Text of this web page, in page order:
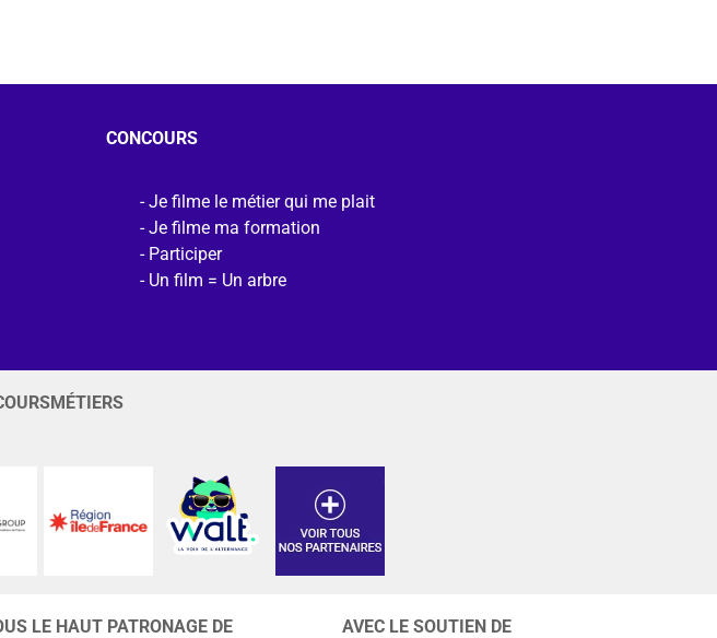
CONCOURS
Je filme le métier qui me plait
Je filme ma formation
Participer
Un film = Un arbre
LE HAUT PATRONAGE DE AVEC LE SOUTIEN DE